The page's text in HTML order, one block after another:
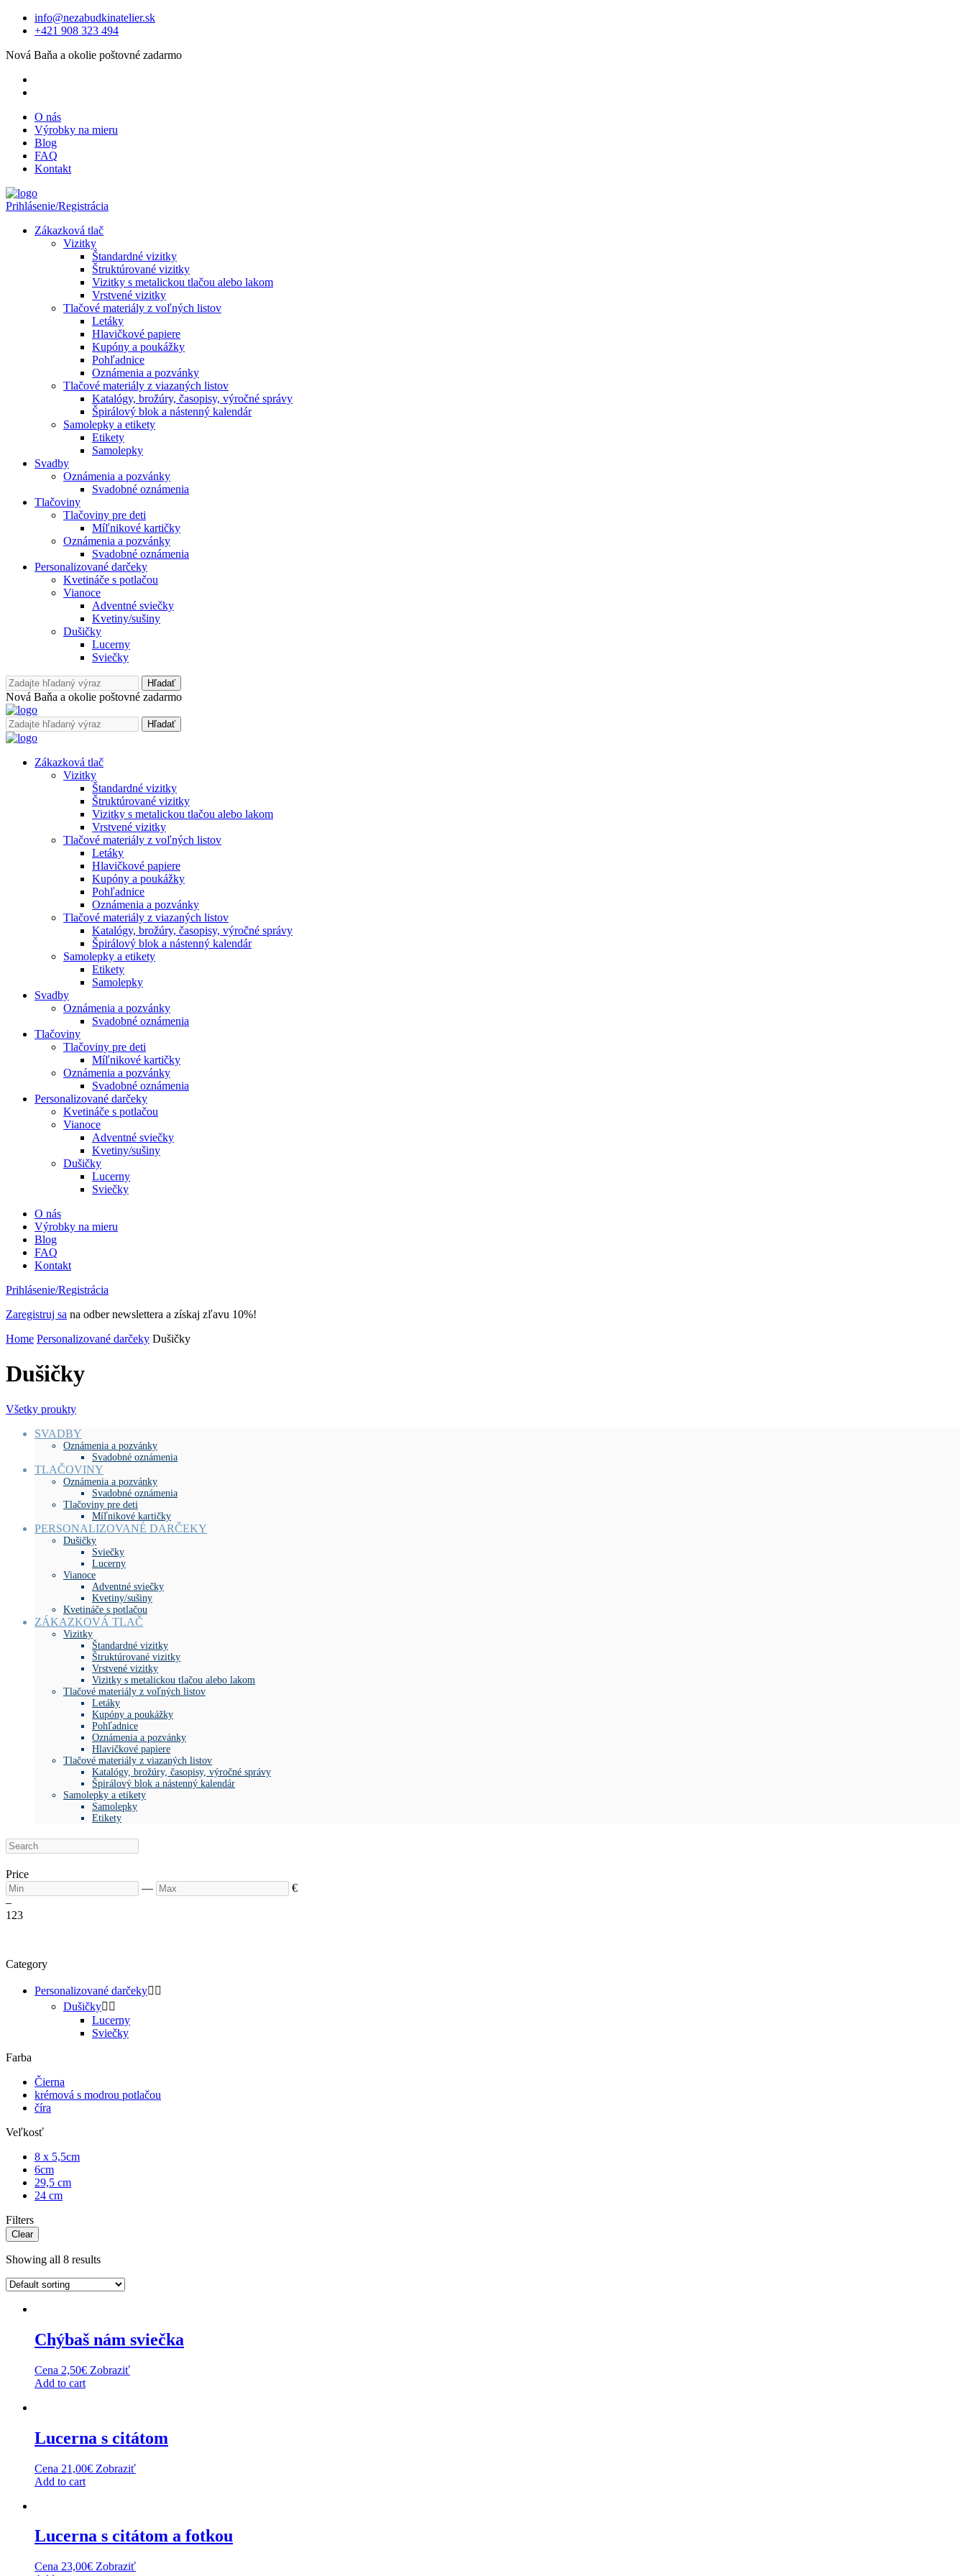
info@nezabudkinatelier.sk
+421 908 323 494
Nová Baňa a okolie poštovné zadarmo
O nás
Výrobky na mieru
Blog
FAQ
Kontakt
Prihlásenie/Registrácia
Zákazková tlač
Vizitky
Štandardné vizitky
Štruktúrované vizitky
Vizitky s metalickou tlačou alebo lakom
Vrstvené vizitky
Tlačové materiály z voľných listov
Letáky
Hlavičkové papiere
Kupóny a poukážky
Pohľadnice
Oznámenia a pozvánky
Tlačové materiály z viazaných listov
Katalógy, brožúry, časopisy, výročné správy
Špirálový blok a nástenný kalendár
Samolepky a etikety
Etikety
Samolepky
Svadby
Oznámenia a pozvánky
Svadobné oznámenia
Tlačoviny
Tlačoviny pre deti
Míľnikové kartičky
Oznámenia a pozvánky
Svadobné oznámenia
Personalizované darčeky
Kvetináče s potlačou
Vianoce
Adventné sviečky
Kvetiny/sušiny
Dušičky
Lucerny
Sviečky
Hľadať
Nová Baňa a okolie poštovné zadarmo
Hľadať
Zákazková tlač
Vizitky
Štandardné vizitky
Štruktúrované vizitky
Vizitky s metalickou tlačou alebo lakom
Vrstvené vizitky
Tlačové materiály z voľných listov
Letáky
Hlavičkové papiere
Kupóny a poukážky
Pohľadnice
Oznámenia a pozvánky
Tlačové materiály z viazaných listov
Katalógy, brožúry, časopisy, výročné správy
Špirálový blok a nástenný kalendár
Samolepky a etikety
Etikety
Samolepky
Svadby
Oznámenia a pozvánky
Svadobné oznámenia
Tlačoviny
Tlačoviny pre deti
Míľnikové kartičky
Oznámenia a pozvánky
Svadobné oznámenia
Personalizované darčeky
Kvetináče s potlačou
Vianoce
Adventné sviečky
Kvetiny/sušiny
Dušičky
Lucerny
Sviečky
O nás
Výrobky na mieru
Blog
FAQ
Kontakt
Prihlásenie/Registrácia
Zaregistruj sa na odber newslettera a získaj zľavu 10%!
Home Personalizované darčeky Dušičky
Dušičky
Všetky proukty
SVADBY
Oznámenia a pozvánky
Svadobné oznámenia
TLAČOVINY
Oznámenia a pozvánky
Svadobné oznámenia
Tlačoviny pre deti
Míľnikové kartičky
PERSONALIZOVANÉ DARČEKY
Dušičky
Sviečky
Lucerny
Vianoce
Adventné sviečky
Kvetiny/sušiny
Kvetináče s potlačou
ZÁKAZKOVÁ TLAČ
Vizitky
Štandardné vizitky
Štruktúrované vizitky
Vrstvené vizitky
Vizitky s metalickou tlačou alebo lakom
Tlačové materiály z voľných listov
Letáky
Kupóny a poukážky
Pohľadnice
Oznámenia a pozvánky
Hlavičkové papiere
Tlačové materiály z viazaných listov
Katalógy, brožúry, časopisy, výročné správy
Špirálový blok a nástenný kalendár
Samolepky a etikety
Samolepky
Etikety
Price
—
€
–
1 23
Category
Personalizované darčeky 
Dušičky 
Lucerny
Sviečky
Farba
Čierna
krémová s modrou potlačou
číra
Veľkosť
8 x 5,5cm
6cm
29,5 cm
24 cm
Filters
Clear
Showing all 8 results
Chýbaš nám sviečka
Cena 2,50€ Zobraziť
Add to cart
Lucerna s citátom
Cena 21,00€ Zobraziť
Add to cart
Lucerna s citátom a fotkou
Cena 23,00€ Zobraziť